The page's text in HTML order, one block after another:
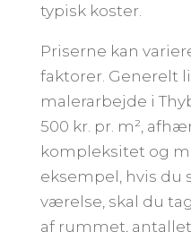
typisk koster.
Priserne kan
faktorer. Generelt
malerarbejde i
500 kr. pr. m²,
kompleksitet og
eksempel, hvis du
værelse, skal du
af rummet,